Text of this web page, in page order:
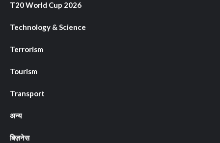
T20 World Cup 2026
Technology & Science
Terrorism
Tourism
Transport
अन्य
बिज़नेस